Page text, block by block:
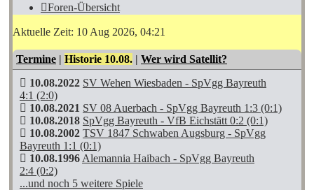
Foren-Übersicht
Aktuelle Zeit: 10 Aug 2026, 04:21
Termine | Historie 10.08. | Wer wird Satellit?
10.08.2022 SV Wehen Wiesbaden - SpVgg Bayreuth
4:1 (2:0)
10.08.2021 SV 08 Auerbach - SpVgg Bayreuth 1:3 (0:1)
10.08.2018 SpVgg Bayreuth - VfB Eichstätt 0:2 (0:1)
10.08.2002 TSV 1847 Schwaben Augsburg - SpVgg
Bayreuth 1:1 (0:1)
10.08.1996 Alemannia Haibach - SpVgg Bayreuth
2:4 (0:2)
...und noch 5 weitere Spiele